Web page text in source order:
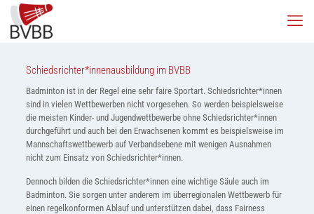
Schiedsrichter*innenausbildung im BVBB
Badminton ist in der Regel eine sehr faire Sportart. Schiedsrichter*innen
sind in vielen Wettbewerben nicht vorgesehen. So werden beispielsweise
die meisten Kinder- und Jugendwettbewerbe ohne Schiedsrichter*innen
durchgeführt und auch bei den Erwachsenen kommt es beispielsweise im
Mannschaftswettbewerb auf Verbandsebene mit wenigen Ausnahmen
nicht zum Einsatz von Schiedsrichter*innen.
Dennoch bilden die Schiedsrichter*innen eine wichtige Säule auch im
Badminton. Sie sorgen unter anderem im überregionalen Wettbewerb für
einen regelkonformen Ablauf und unterstützen dabei, dass Fairness